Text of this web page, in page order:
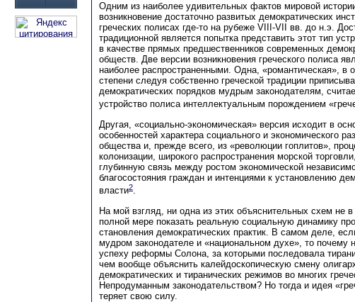
Одним из наиболее удивительных фактов мировой
возникновение достаточно развитых демократических
греческих полисах где-то на рубеже VIII-VII вв. до н.э.
традиционной является попытка представить этот тип
в качестве прямых предшественников современных
обществ. Две версии возникновения греческого полиса
наиболее распространенными. Одна, «романтическая», в
степени следуя собственно греческой традиции
демократических порядков мудрым законодателям,
устройство полиса интеллектуальным порождением
Другая, «социально-экономическая» версия исходит в
особенностей характера социального и экономического
общества и, прежде всего, из «революции гоплитов»,
колонизации, широкого распространения морской
глубинную связь между ростом экономической
благосостояния граждан и интенциями к установлению
власти2.
На мой взгляд, ни одна из этих объяснительных схем не в
полной мере показать реальную социальную динамику
становления демократических практик. В самом деле,
мудром законодателе и «национальном духе», то почему
успеху реформы Солона, за которыми последовала
чем вообще объяснить калейдоскопическую смену
демократических и тиранических режимов во многих
Непродуманным законодательством? Но тогда и идея
теряет свою силу.